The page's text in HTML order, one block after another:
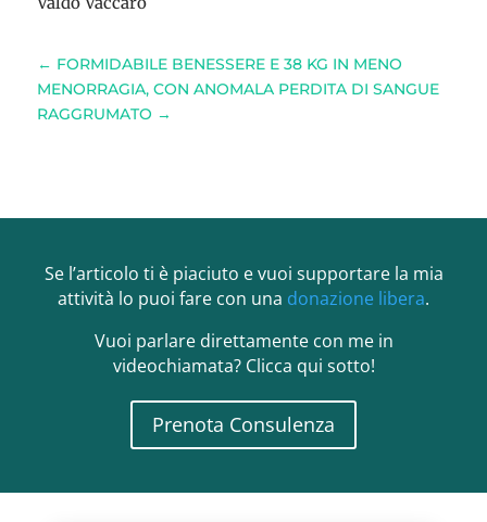
← FORMIDABILE BENESSERE E 38 KG IN MENO
MENORRAGIA, CON ANOMALA PERDITA DI SANGUE
RAGGRUMATO →
Se l’articolo ti è piaciuto e vuoi supportare la mia
attività lo puoi fare con una donazione libera.
Vuoi parlare direttamente con me in
videochiamata? Clicca qui sotto!
Prenota Consulenza